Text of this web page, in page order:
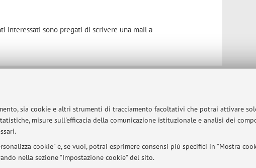
sia cookie e altri strumenti di tracciamento facoltativi che potrai attivare
misure sull'efficacia della comunicazione istituzionale e analisi dei
cookie" e, se vuoi, potrai esprimere consensi più specifici in "Mostra
nella sezione "Impostazione cookie" del sito.
interessati sono pregati di scrivere una mail a
- Via Zamboni, 33 - 40126 Bologna - Partita IVA: 01131710376